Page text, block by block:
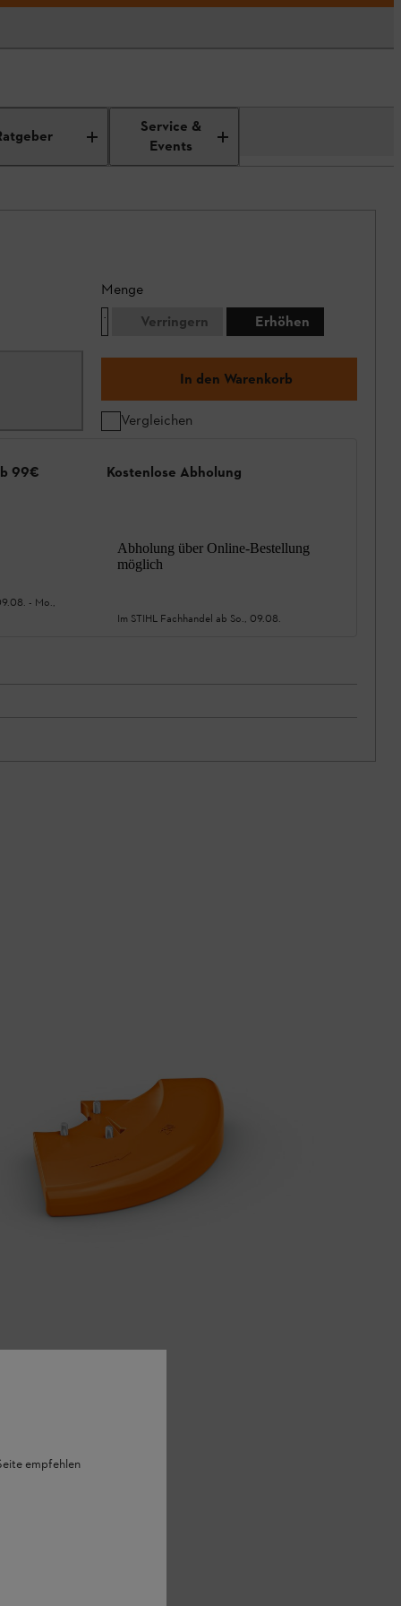
Service &
Events
Menge
Verringern
Erhöhen
In den Warenkorb
Vergleichen
99€
- Mo.,
Kostenlose Abholung
Abholung über Online-Bestellung
möglich
Im STIHL Fachhandel ab So., 09.08.
empfehlen